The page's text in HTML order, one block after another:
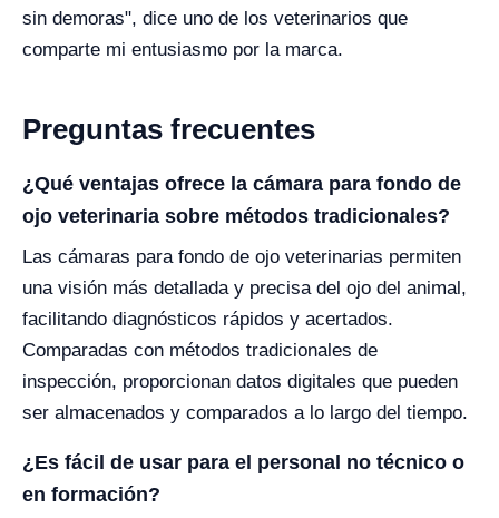
sin demoras", dice uno de los veterinarios que
comparte mi entusiasmo por la marca.
Preguntas frecuentes
¿Qué ventajas ofrece la cámara para fondo de
ojo veterinaria sobre métodos tradicionales?
Las cámaras para fondo de ojo veterinarias permiten
una visión más detallada y precisa del ojo del animal,
facilitando diagnósticos rápidos y acertados.
Comparadas con métodos tradicionales de
inspección, proporcionan datos digitales que pueden
ser almacenados y comparados a lo largo del tiempo.
¿Es fácil de usar para el personal no técnico o
en formación?